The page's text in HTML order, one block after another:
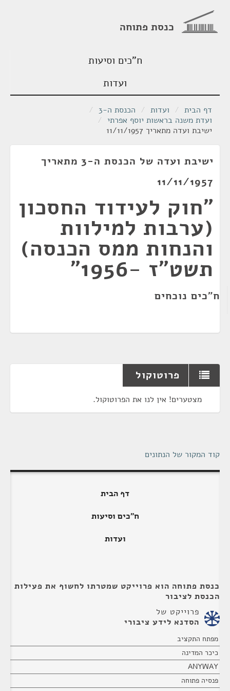
כנסת פתוחה
ח"כים וסיעות
ועדות
דף הבית / ועדות / הכנסת ה-3
/
ועדת משנה בראשות יוסף אפרתי /
ישיבת ועדה מתאריך 11/11/1957
ישיבת ועדה של הכנסת ה-3 מתאריך
11/11/1957
"חוק לעידוד החסכון
(ערבות למילוות
והנחות ממס הכנסה)
תשט״ז -1956"
ח"כים נוכחים
פרוטוקול
מצטערים! אין לנו את הפרוטוקול.
קוד המקור של הנתונים
דף הבית
ח"כים וסיעות
ועדות
כנסת פתוחה הוא פרוייקט שמטרתו לחשוף את פעילות
הכנסת לציבור
פרוייקט של
הסדנא לידע ציבורי
מפתח התקציב
כיכר המדינה
ANYWAY
פנסיה פתוחה